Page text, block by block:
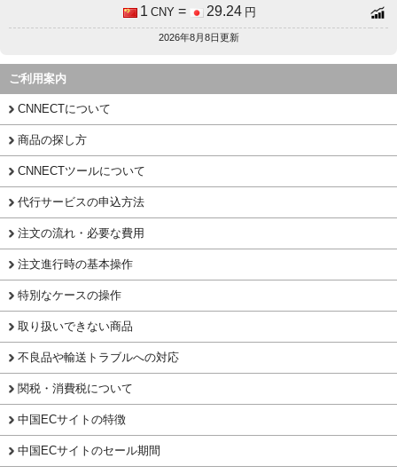
1 CNY = 29.24 円
2026年8月8日更新
ご利用案内
CNNECTについて
商品の探し方
CNNECTツールについて
代行サービスの申込方法
注文の流れ・必要な費用
注文進行時の基本操作
特別なケースの操作
取り扱いできない商品
不良品や輸送トラブルへの対応
関税・消費税について
中国ECサイトの特徴
中国ECサイトのセール期間